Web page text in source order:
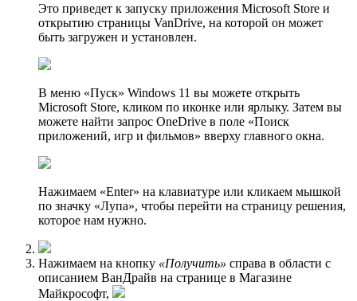
Это приведет к запуску приложения Microsoft Store и
открытию страницы VanDrive, на которой он может
быть загружен и установлен.
В меню «Пуск» Windows 11 вы можете открыть
Microsoft Store, кликом по иконке или ярлыку. Затем вы
можете найти запрос OneDrive в поле «Поиск
приложений, игр и фильмов» вверху главного окна.
Нажимаем «Enter» на клавиатуре или кликаем мышкой
по значку «Лупа», чтобы перейти на страницу решения,
которое нам нужно.
Нажимаем на кнопку «Получить» справа в области с
описанием ВанДрайв на странице в Магазине
Майкрософт,